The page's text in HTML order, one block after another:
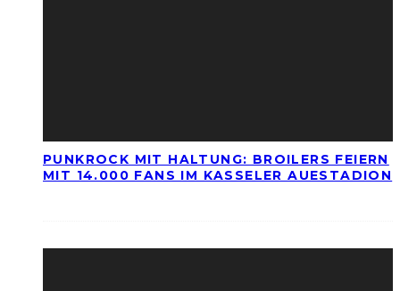
PUNKROCK MIT HALTUNG: BROILERS FEIERN
MIT 14.000 FANS IM KASSELER AUESTADION